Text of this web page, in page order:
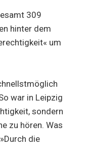
309
hinter dem
um
war in Leipzig
sondern
zu hören. Was
die